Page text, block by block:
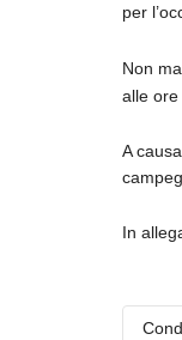
per
Non
alle ore
A
In